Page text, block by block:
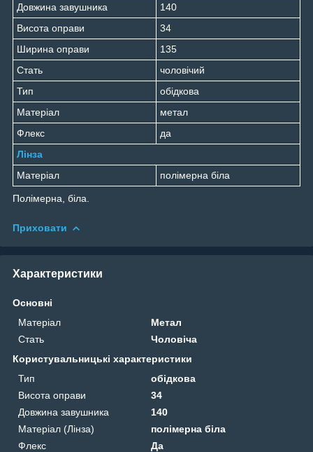
Довжина завушника
140
Висота оправи
34
Ширина оправи
135
Стать
чоловічий
Тип
обідкова
Матеріал
метал
Флекс
да
Лінза
Матеріал
полімерна біла
Полімерна, біла.
Приховати
Характеристики
Основні
Матеріал
Метал
Стать
Чоловіча
Користувальницькі характеристики
Тип
обідкова
Висота оправи
34
Довжина завушника
140
Матеріал (Лінза)
полімерна біла
Флекс
Да